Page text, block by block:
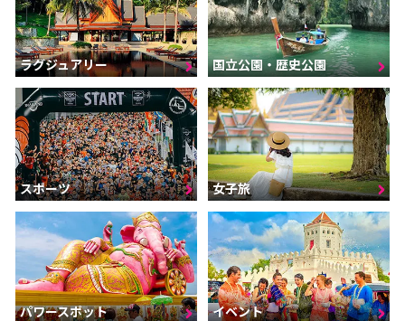
ラグジュアリー 国立公園・歴史公園
スポーツ 女子旅
パワースポット イベント